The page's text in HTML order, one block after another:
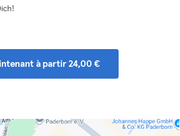
à partir 24,00 €